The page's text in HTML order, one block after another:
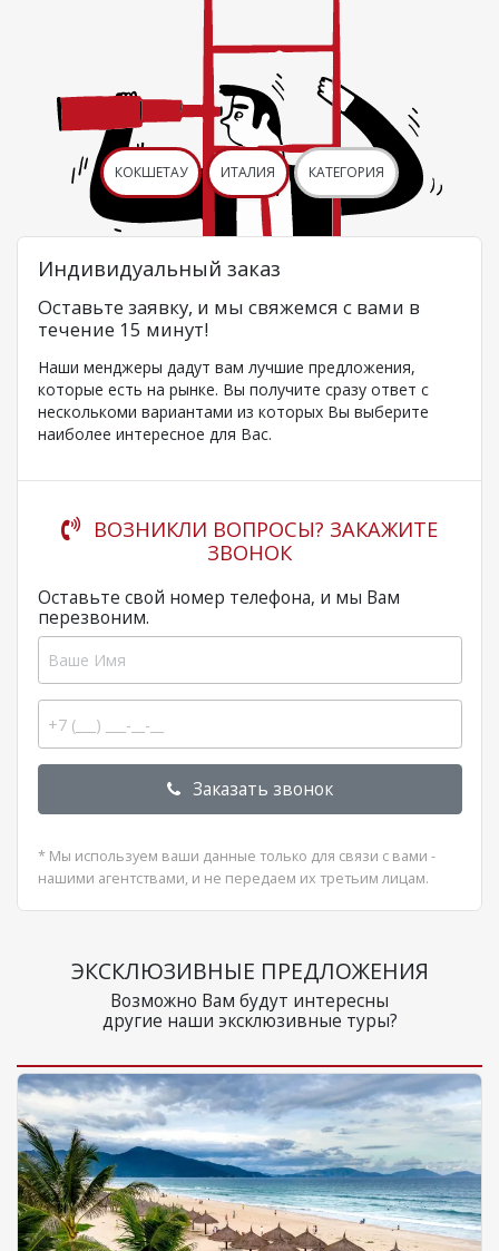
Индивидуальный заказ
Оставьте заявку, и мы свяжемся с вами в
течение 15 минут!
Наши менджеры дадут вам лучшие предложения,
которые есть на рынке. Вы получите сразу ответ с
несколькоми вариантами из которых Вы выберите
наиболее интересное для Вас.
ВОЗНИКЛИ ВОПРОСЫ? ЗАКАЖИТЕ
ЗВОНОК
Оставьте свой номер телефона, и мы Вам
перезвоним.
Заказать звонок
* Мы используем ваши данные только для связи с вами -
нашими агентствами, и не передаем их третьим лицам.
ЭКСКЛЮЗИВНЫЕ ПРЕДЛОЖЕНИЯ
Возможно Вам будут интересны
другие наши эксклюзивные туры?
КОКШЕТАУ ИТАЛИЯ КАТЕГОРИЯ